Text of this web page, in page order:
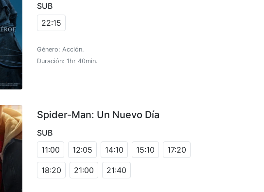
SUB
22:15
Género: Acción.
Duración: 1hr 40min.
Spider-Man: Un Nuevo Día
SUB
11:00
12:05 14:10 15:10 17:20
18:20 21:00 21:40